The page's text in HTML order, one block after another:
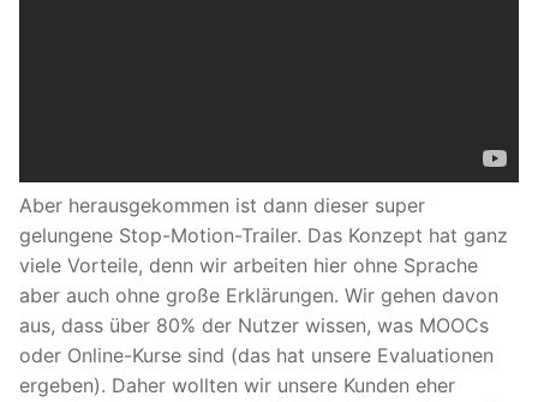
Aber herausgekommen ist dann dieser super
gelungene Stop-Motion-Trailer. Das Konzept hat ganz
viele Vorteile, denn wir arbeiten hier ohne Sprache
aber auch ohne große Erklärungen. Wir gehen davon
aus, dass über 80% der Nutzer wissen, was MOOCs
oder Online-Kurse sind (das hat unsere Evaluationen
ergeben). Daher wollten wir unsere Kunden eher